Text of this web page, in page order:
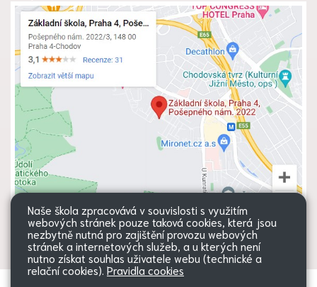
Naše škola zpracovává v souvislosti s využitím
webových stránek pouze taková cookies, která jsou
nezbytně nutná pro zajištění provozu webových
stránek a internetových služeb, a u kterých není
nutno získat souhlas uživatele webu (technické a
relační cookies). Pravidla cookies